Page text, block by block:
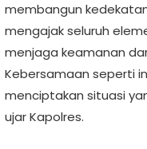
membangun
mengajak seluruh
menjaga keamanan
Kebersamaan seperti
menciptakan situasi
ujar Kapolres.